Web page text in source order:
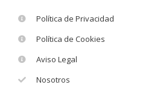
Política de Privacidad
Política de Cookies
Aviso Legal
Nosotros